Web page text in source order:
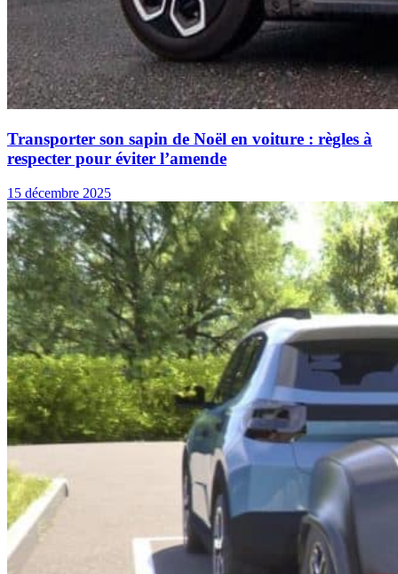
Transporter son sapin de Noël en voiture : règles à
respecter pour éviter l’amende
15 décembre 2025